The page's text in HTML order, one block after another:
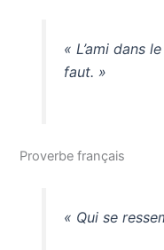
« L’ami dans
faut. »
Proverbe français
« Qui se